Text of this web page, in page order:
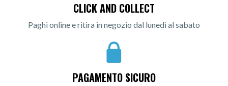
CLICK AND COLLECT
Paghi online e ritira in negozio dal lunedì al sabato
PAGAMENTO SICURO